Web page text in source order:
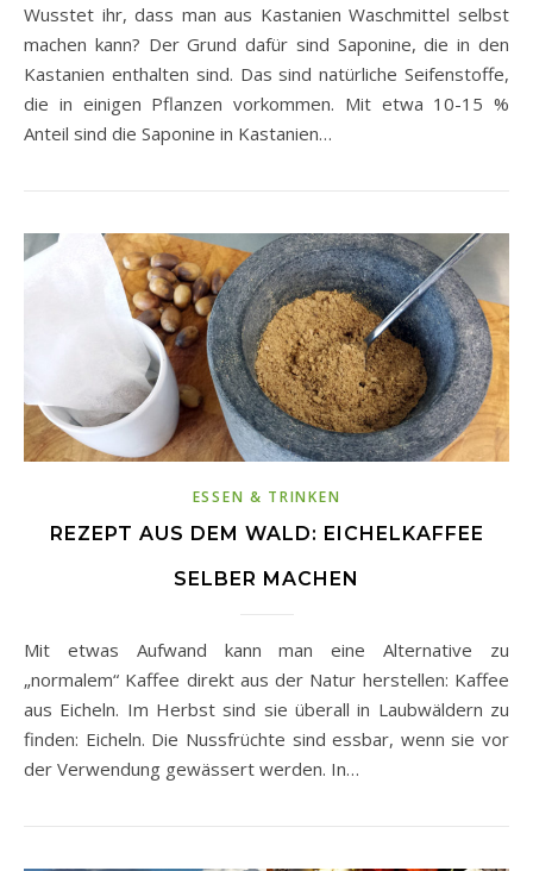
Wusstet ihr, dass man aus Kastanien Waschmittel selbst
machen kann? Der Grund dafür sind Saponine, die in den
Kastanien enthalten sind. Das sind natürliche Seifenstoffe,
die in einigen Pflanzen vorkommen. Mit etwa 10-15 %
Anteil sind die Saponine in Kastanien…
ESSEN & TRINKEN
REZEPT AUS DEM WALD: EICHELKAFFEE
SELBER MACHEN
Mit etwas Aufwand kann man eine Alternative zu
„normalem“ Kaffee direkt aus der Natur herstellen: Kaffee
aus Eicheln. Im Herbst sind sie überall in Laubwäldern zu
finden: Eicheln. Die Nussfrüchte sind essbar, wenn sie vor
der Verwendung gewässert werden. In…